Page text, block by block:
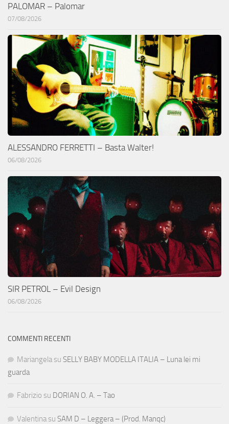
PALOMAR – Palomar
07/08/2026
ALESSANDRO FERRETTI – Basta Walter!
06/08/2026
SIR PETROL – Evil Design
06/08/2026
COMMENTI RECENTI
Mariangela su SELLY BABY MODELLA ITALIA – Luna lei mi
guarda
Fabrizio su DORIAN O. A. – Tao
Valentina su SAM D – Leggera – (Prod. Manqc)